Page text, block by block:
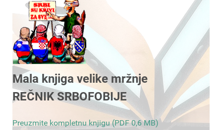
Mala knjiga velike mržnje
REČNIK SRBOFOBIJE
Preuzmite kompletnu knjigu (PDF 0,6 MB)